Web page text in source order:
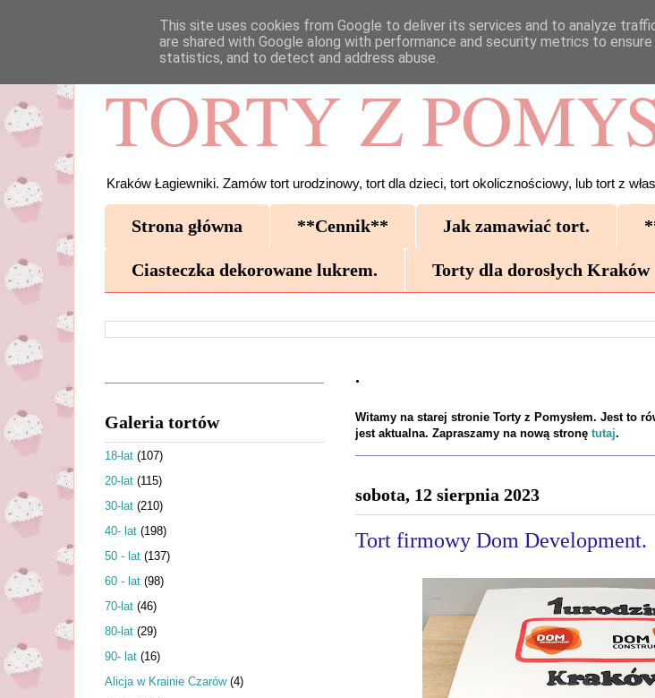
TORTY Z
Kraków Łagiewniki. Zamów tort urodzinowy, tort dla dzieci, tort okolicznościowy, lub tort z
Strona główna **Cennik** Jak zamawiać tort.
Ciasteczka dekorowane lukrem. Torty dla dorosłych Kraków
.
Witamy na starej stronie Torty z Pomysłem. Jest to
jest aktualna. Zapraszamy na nową stronę tutaj.
sobota, 12 sierpnia 2023
Tort firmowy Dom Development.
Galeria tortów
18-lat (107)
20-lat (115)
30-lat (210)
40- lat (198)
50 - lat (137)
60 - lat (98)
70-lat (46)
80-lat (29)
90- lat (16)
Alicja w Krainie Czarów (4)
This site uses cookies from Google to deliver its services and to analyze
are shared with Google along with performance and security metrics to
statistics, and to detect and address abuse.